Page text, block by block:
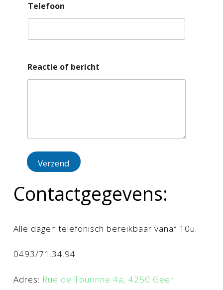
Telefoon
Reactie of bericht
Verzend
Contactgegevens:
Alle dagen telefonisch bereikbaar vanaf 10u.
0493/71.34.94
Adres: Rue de Tourinne 4a, 4250 Geer